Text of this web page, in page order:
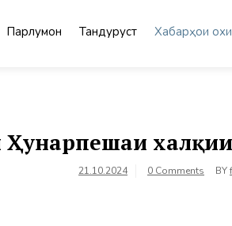
Парлумон Тандурустӣ Хабарҳои
Ҳунарпешаи
21.10.2024 0 Comments BY